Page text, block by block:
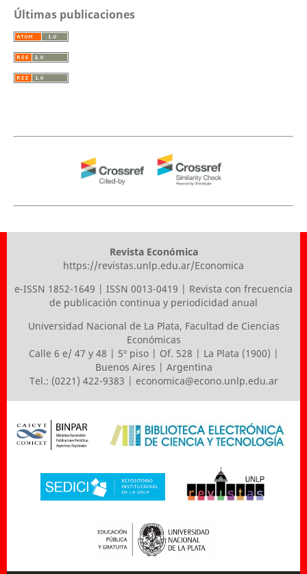
Últimas publicaciones
Revista Económica
https://revistas.unlp.edu.ar/Economica
e-ISSN 1852-1649 | ISSN 0013-0419 | Revista con frecuencia
de publicación continua y periodicidad anual
Universidad Nacional de La Plata, Facultad de Ciencias
Económicas
Calle 6 e/ 47 y 48 | 5º piso | Of. 528 | La Plata (1900) |
Buenos Aires | Argentina
Tel.: (0221) 422-9383 | economica@econo.unlp.edu.ar